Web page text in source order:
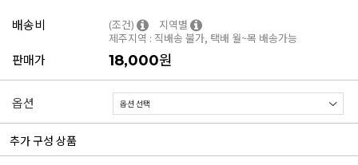
배송비 (조건)
지역별
제주지역 : 직배송 불가, 택배 월~목 배송가능
판매가 18,000원
옵션
추가 구성 상품